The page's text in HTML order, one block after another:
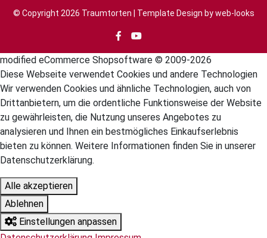
© Copyright 2026 Traumtorten | Template Design byweb-looks
modified eCommerce Shopsoftware © 2009-2026
Diese Webseite verwendet Cookies und andere Technologien
Wir verwenden Cookies und ähnliche Technologien, auch von
Drittanbietern, um die ordentliche Funktionsweise der Website
zu gewährleisten, die Nutzung unseres Angebotes zu
analysieren und Ihnen ein bestmögliches Einkaufserlebnis
bieten zu können. Weitere Informationen finden Sie in unserer
Datenschutzerklärung.
Alle akzeptieren
Ablehnen
Einstellungen anpassen